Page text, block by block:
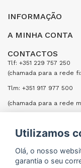
INFORMAÇÃO
A MINHA CONTA
CONTACTOS
Tlf: +351 229 757 250
(chamada para a rede
Tlm: +351 917 977 500
(chamada para a rede
Utilizamos
Olá, o nosso
garantia o seu